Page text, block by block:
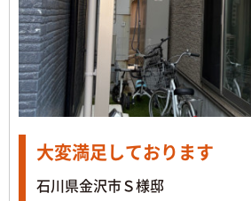
大変満足しております
石川県金沢市Ｓ様邸